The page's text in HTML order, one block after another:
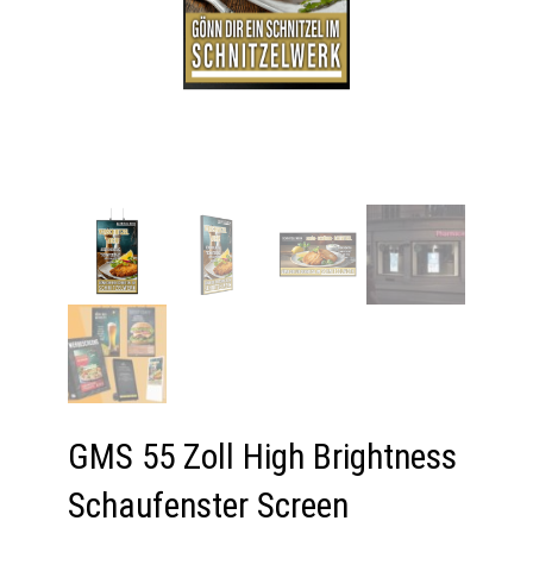
GMS 55 Zoll High Brightness
Schaufenster Screen